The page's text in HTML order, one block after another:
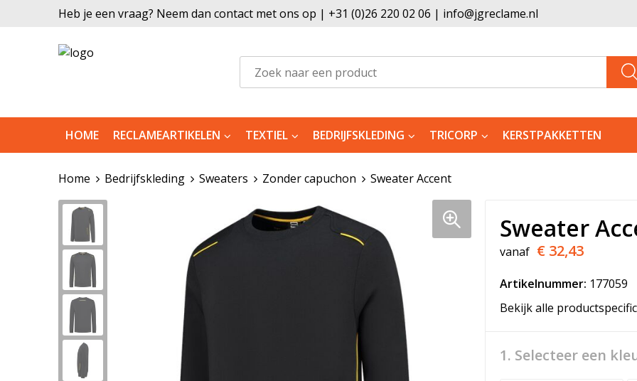
Heb je een vraag? Neem dan contact met ons op | +31 (0)26 220 02 06 | info@jgreclame.nl
HOME RECLAMEARTIKELEN TEXTIEL BEDRIJFSKLEDING TRICORP KERSTPAKKETTEN
Home Bedrijfskleding Sweaters Zonder capuchon Sweater Accent
Sweater
vanaf € 32,43
Artikelnummer: 177059
Bekijk alle
1. Selecteer een